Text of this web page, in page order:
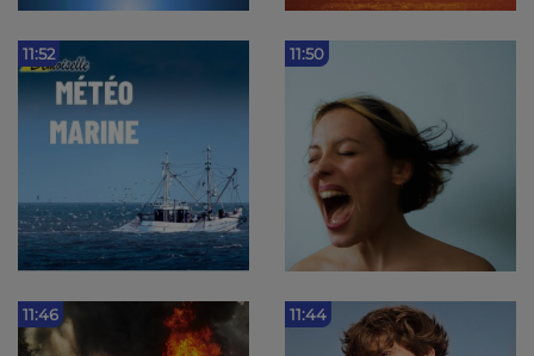
11:52 11:50
11:46 11:44